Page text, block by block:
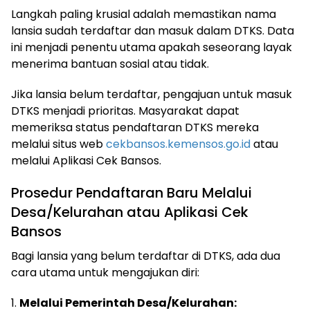
Langkah paling krusial adalah memastikan nama
lansia sudah terdaftar dan masuk dalam DTKS. Data
ini menjadi penentu utama apakah seseorang layak
menerima bantuan sosial atau tidak.
Jika lansia belum terdaftar, pengajuan untuk masuk
DTKS menjadi prioritas. Masyarakat dapat
memeriksa status pendaftaran DTKS mereka
melalui situs webcekbansos.kemensos.go.idatau
melalui Aplikasi Cek Bansos.
Prosedur Pendaftaran Baru Melalui
Desa/Kelurahan atau Aplikasi Cek
Bansos
Bagi lansia yang belum terdaftar di DTKS, ada dua
cara utama untuk mengajukan diri:
1. Melalui Pemerintah Desa/Kelurahan: